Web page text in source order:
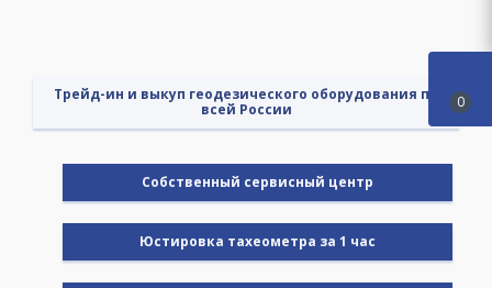
Трейд-ин и выкуп геодезического оборудования по
всей России
Cобственный сервисный центр
Юстировка тахеометра за 1 час
0